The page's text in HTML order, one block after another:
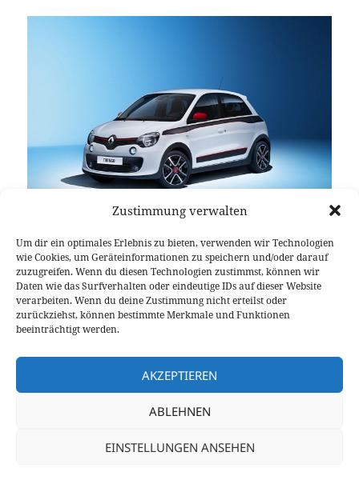
Zustimmung verwalten
Um dir ein optimales Erlebnis zu bieten, verwenden wir Technologien
wie Cookies, um Geräteinformationen zu speichern und/oder darauf
zuzugreifen. Wenn du diesen Technologien zustimmst, können wir
Daten wie das Surfverhalten oder eindeutige IDs auf dieser Website
verarbeiten. Wenn du deine Zustimmung nicht erteilst oder
zurückziehst, können bestimmte Merkmale und Funktionen
beeinträchtigt werden.
AKZEPTIEREN
ABLEHNEN
EINSTELLUNGEN ANSEHEN
Ein Franzose mit Heckantrieb: Wer hätte das vor
kurzem noch gedacht? Renault macht es einfach
und stattet den neuen Twingo, der in Kooperation
mit Mercedes-Benz quasi baugleich mit dem smart
echten Spaßschleuder?Ist das denn die Möglichkeit?
weiterlesen
Heckantrieb,Stadtauto 4 Kommentare